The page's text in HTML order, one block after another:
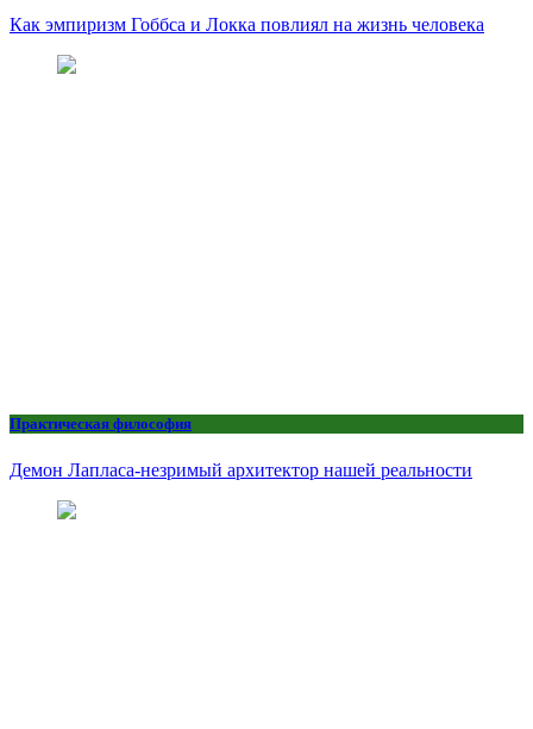
Как эмпиризм Гоббса и Локка повлиял на жизнь человека
Практическая философия
Демон Лапласа-незримый архитектор нашей реальности